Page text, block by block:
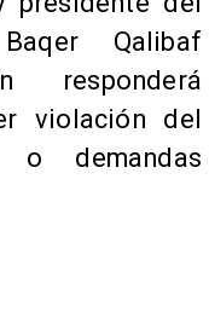
Qalibaf
responderá
violación del
o demandas